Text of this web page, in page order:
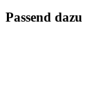
Passend dazu